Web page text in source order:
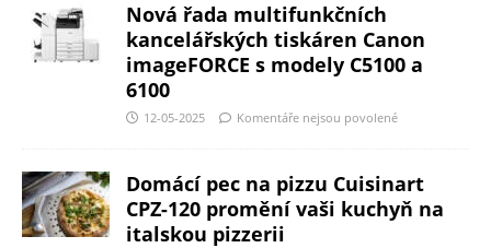
Nová řada multifunkčních
kancelářských tiskáren Canon
imageFORCE s modely C5100 a
6100
12-05-2025 Komentáře nejsou povolené
Domácí pec na pizzu Cuisinart
CPZ-120 promění vaši kuchyň na
italskou pizzerii